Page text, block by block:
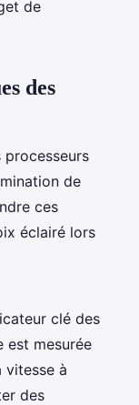
de
des
processeurs
de
ces
éclairé lors
clé des
est mesurée
vitesse à
des